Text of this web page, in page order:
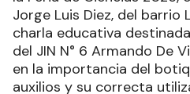
Jorge Luis Diez, del barrio
charla educativa
del JIN N° 6 Armando De
en la importancia del
auxilios y su correcta